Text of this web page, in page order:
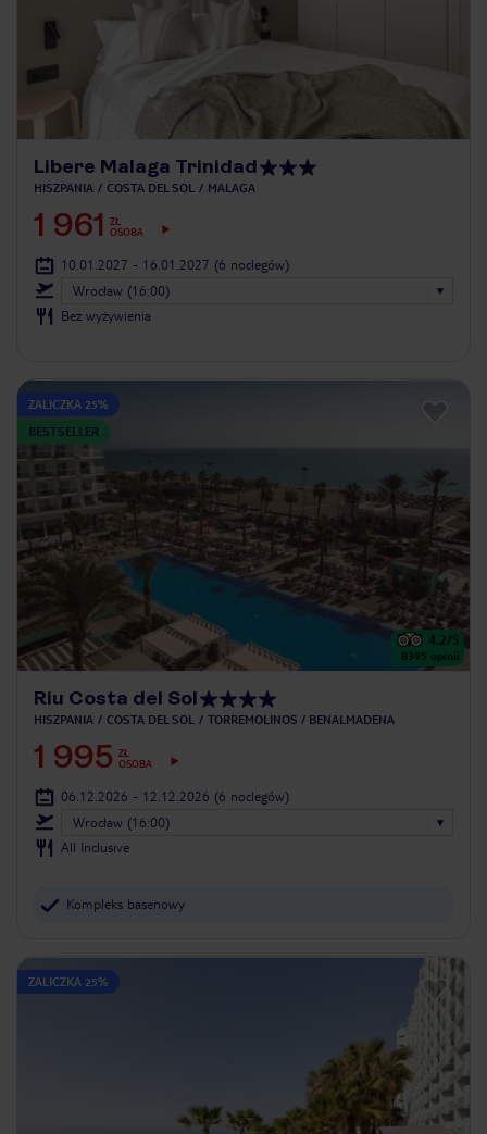
Libere Malaga Trinidad
HISZPANIA COSTA DEL SOL MALAGA
1 961
ZŁ
OSOBA
10.01.2027 - 16.01.2027 (6 noclegów)
Wrocław (16:00)
Bez wyżywienia
ZALICZKA 25%
BESTSELLER
4.2/5
8395 opinii
Riu Costa del Sol
HISZPANIA COSTA DEL SOL TORREMOLINOS / BENALMADENA
1 995 ZŁ
OSOBA
06.12.2026 - 12.12.2026 (6 noclegów)
Wrocław (16:00)
All Inclusive
Kompleks basenowy
ZALICZKA 25%